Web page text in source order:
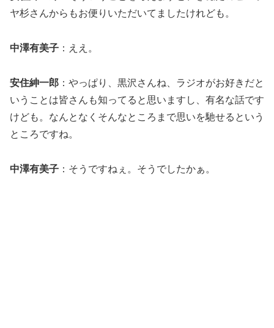
ヤ杉さんからもお便りいただいてましたけれども。
中澤有美子 ：ええ。
安住紳一郎 ：やっぱり、黒沢さんね、ラジオがお好きだと
いうことは皆さんも知ってると思いますし、有名な話です
けども。なんとなくそんなところまで思いを馳せるという
ところですね。
中澤有美子 ：そうですねぇ。そうでしたかぁ。